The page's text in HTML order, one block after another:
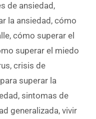
de ansiedad ,
la ansiedad , cómo
, cómo superar el
superar el miedo
, crisis de
superar la
, sintomas de
generalizada, vivir